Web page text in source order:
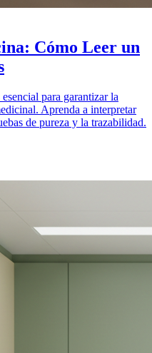
Cómo Leer un
para garantizar la
Aprenda a interpretar
de pureza y la trazabilidad.